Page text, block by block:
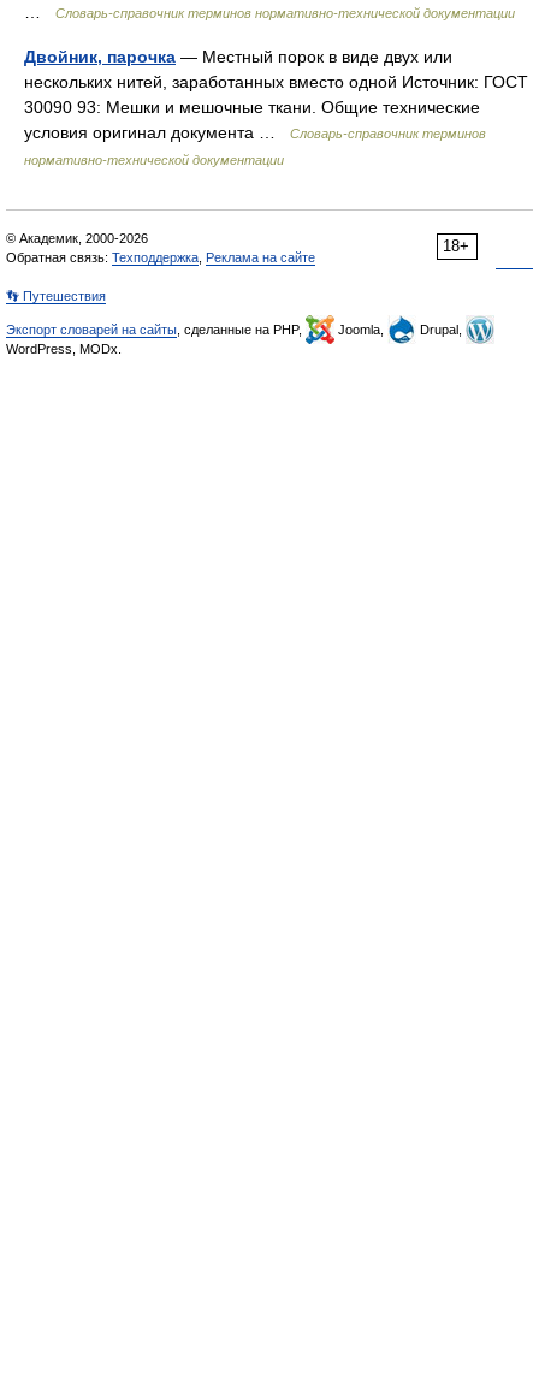
Словарь-справочник терминов нормативно-технической документации
Двойник, парочка — Местный порок в виде двух или
нескольких нитей, заработанных вместо одной Источник: ГОСТ
30090 93: Мешки и мешочные ткани. Общие технические
условия оригинал документа …
Словарь-справочник терминов
нормативно-технической документации
18+
© Академик, 2000-2026
Обратная связь: Техподдержка Реклама на сайте
👣 Путешествия
Экспорт словарей на сайты , сделанные на PHP, Joomla,
Drupal,
WordPress, MODx.